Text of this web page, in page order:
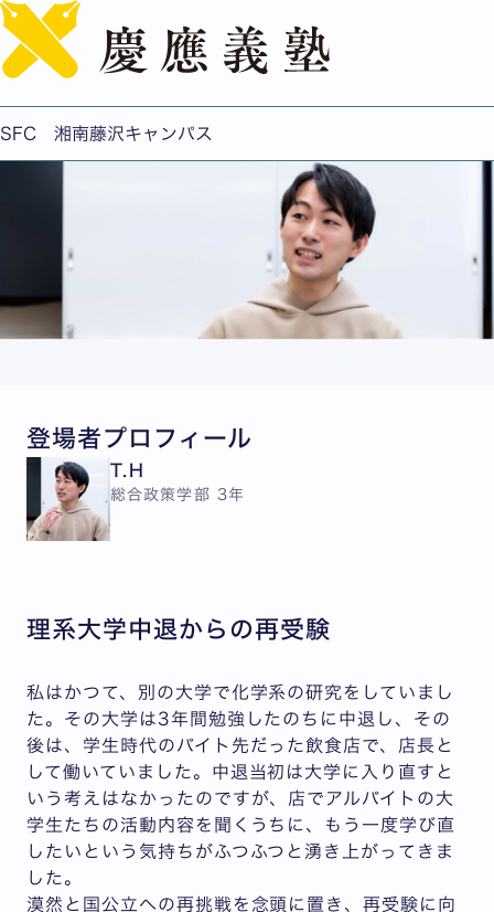
SFC 湘南藤沢キャンパス
24才での再挑戦～学びに遅すぎることはない～
登場者プロフィール
T.H
総合政策学部 3年
理系大学中退からの再受験
私はかつて、別の大学で化学系の研究をしていまし
た。その大学は3年間勉強したのちに中退し、その
後は、学生時代のバイト先だった飲食店で、店長と
して働いていました。中退当初は大学に入り直すと
いう考えはなかったのですが、店でアルバイトの大
学生たちの活動内容を聞くうちに、もう一度学び直
したいという気持ちがふつふつと湧き上がってきま
した。
漠然と国公立への再挑戦を念頭に置き、再受験に向